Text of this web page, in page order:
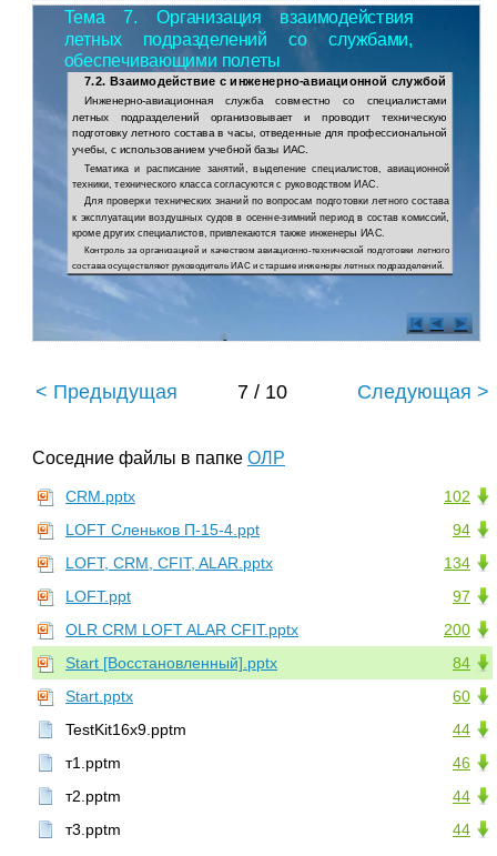
Тема 7. Организация взаимодействия
летных подразделений со службами,
обеспечивающими полеты
7.2. Взаимодействие с инженерно-авиационной службой
Инженерно-авиационная служба совместно со специалистами
летных подразделений организовывает и проводит техническую
подготовку летного состава в часы, отведенные для профессиональной
учебы, с использованием учебной базы ИАС.
Тематика и расписание занятий, выделение специалистов, авиационной
техники, технического класса согласуются с руководством ИАС.
Для проверки технических знаний по вопросам подготовки летного состава
к эксплуатации воздушных судов в осенне-зимний период в состав комиссий,
кроме других специалистов, привлекаются также инженеры ИАС.
Контроль за организацией и качеством авиационно-технической подготовки летного
состава осуществляют руководитель ИАС и старшие инженеры летных подразделений.
< Предыдущая 7 / 10 Следующая >
Соседние файлы в папке ОЛР
102
CRM.pptx
94
LOFT Сленьков П-15-4.ppt
134
LOFT, CRM, CFIT, ALAR.pptx
97
LOFT.ppt
200
OLR CRM LOFT ALAR CFIT.pptx
84
Start [Восстановленный].pptx
60
Start.pptx
44
TestKit16x9.pptm
46
т1.pptm
44
т2.pptm
44
т3.pptm